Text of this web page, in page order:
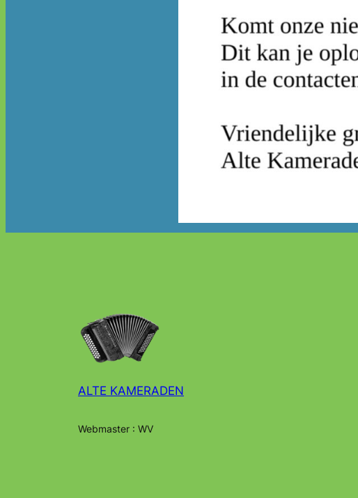
ALTE KAMERADEN
Webmaster : WV